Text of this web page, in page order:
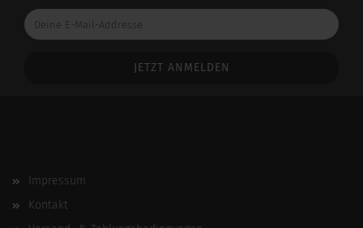
Deine
E-
Impressum
Kontakt